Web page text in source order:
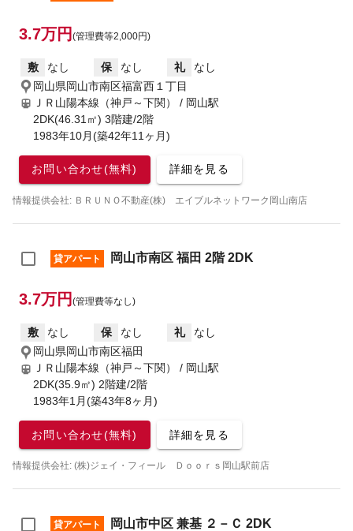
3.7万円 (管理費等2,000円)
敷 なし 保 なし 礼
なし
岡山県岡山市南区福富西１丁目
ＪＲ山陽本線（神戸～下関） / 岡山駅
2DK(46.31㎡) 3階建/2階
1983年10月(築42年11ヶ月)
お問い合わせ(無料) 詳細を見る
情報提供会社: ＢＲＵＮＯ不動産(株) エイブルネットワーク岡山南店
貸アパート 岡山市南区 福田 2階 2DK
3.7万円 (管理費等なし)
敷 なし 保 なし 礼
なし
岡山県岡山市南区福田
ＪＲ山陽本線（神戸～下関） / 岡山駅
2DK(35.9㎡) 2階建/2階
1983年1月(築43年8ヶ月)
お問い合わせ(無料) 詳細を見る
情報提供会社: (株)ジェイ・フィール Ｄｏｏｒｓ岡山駅前店
貸アパート 岡山市中区 兼基 ２－Ｃ 2DK